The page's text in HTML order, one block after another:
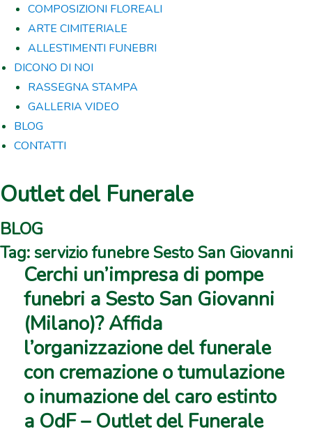
COMPOSIZIONI FLOREALI
ARTE CIMITERIALE
ALLESTIMENTI FUNEBRI
DICONO DI NOI
RASSEGNA STAMPA
GALLERIA VIDEO
BLOG
CONTATTI
Outlet del Funerale
BLOG
Tag: servizio funebre Sesto San Giovanni
Cerchi un’impresa di pompe
funebri a Sesto San Giovanni
(Milano)? Affida
l’organizzazione del funerale
con cremazione o tumulazione
o inumazione del caro estinto
a OdF – Outlet del Funerale